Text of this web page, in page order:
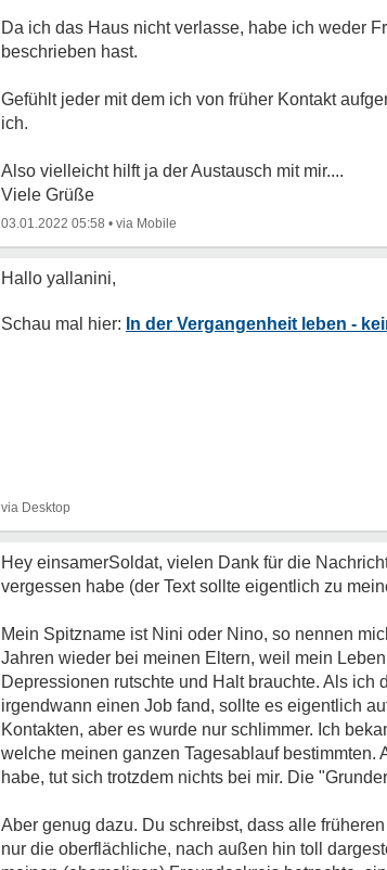
Da ich das Haus nicht verlasse, habe ich weder
beschrieben hast.
Gefühlt jeder mit dem ich von früher Kontakt
ich.
Also vielleicht hilft ja der Austausch mit mir....
Viele Grüße
03.01.2022 05:58 •
In der Vergangenheit leben -
Hey einsamerSoldat, vielen Dank für die
vergessen habe (der Text sollte eigentlich zu
Mein Spitzname ist Nini oder Nino, so nennen
Jahren wieder bei meinen Eltern, weil mein
Depressionen rutschte und Halt brauchte. Als
irgendwann einen Job fand, sollte es eigentlich
Kontakten, aber es wurde nur schlimmer. Ich
welche meinen ganzen Tagesablauf
habe, tut sich trotzdem nichts bei mir. Die
Aber genug dazu. Du schreibst, dass alle
nur die oberflächliche, nach außen hin toll